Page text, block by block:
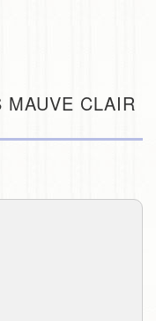
MAUVE CLAIR